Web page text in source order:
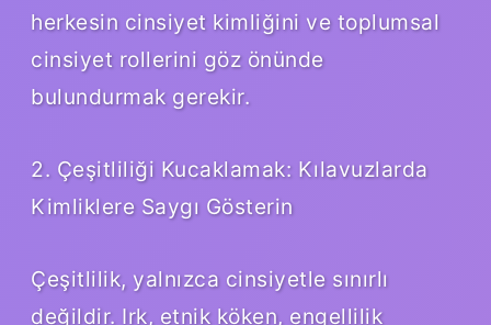
herkesin cinsiyet kimliğini ve toplumsal
cinsiyet rollerini göz önünde
bulundurmak gerekir.
2. Çeşitliliği Kucaklamak: Kılavuzlarda
Kimliklere Saygı Gösterin
Çeşitlilik, yalnızca cinsiyetle sınırlı
değildir. Irk, etnik köken, engellilik